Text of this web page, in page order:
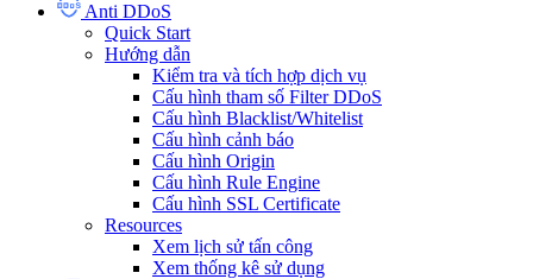
Anti DDoS
Quick Start
Hướng dẫn
Kiểm tra và tích hợp dịch vụ
Cấu hình tham số Filter DDoS
Cấu hình Blacklist/Whitelist
Cấu hình cảnh báo
Cấu hình Origin
Cấu hình Rule Engine
Cấu hình SSL Certificate
Resources
Xem lịch sử tấn công
Xem thống kê sử dụng